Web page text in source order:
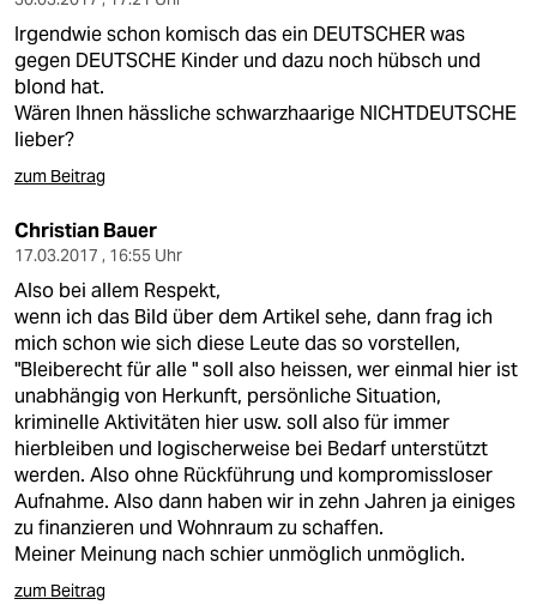
Irgendwie schon komisch das ein DEUTSCHER was
gegen DEUTSCHE Kinder und dazu noch hübsch und
blond hat.
Wären Ihnen hässliche schwarzhaarige NICHTDEUTSCHE
lieber?
zum Beitrag
Christian Bauer
17.03.2017 , 16:55 Uhr
Also bei allem Respekt,
wenn ich das Bild über dem Artikel sehe, dann frag ich
mich schon wie sich diese Leute das so vorstellen,
"Bleiberecht für alle " soll also heissen, wer einmal hier ist
unabhängig von Herkunft, persönliche Situation,
kriminelle Aktivitäten hier usw. soll also für immer
hierbleiben und logischerweise bei Bedarf unterstützt
werden. Also ohne Rückführung und kompromissloser
Aufnahme. Also dann haben wir in zehn Jahren ja einiges
zu finanzieren und Wohnraum zu schaffen.
Meiner Meinung nach schier unmöglich unmöglich.
zum Beitrag